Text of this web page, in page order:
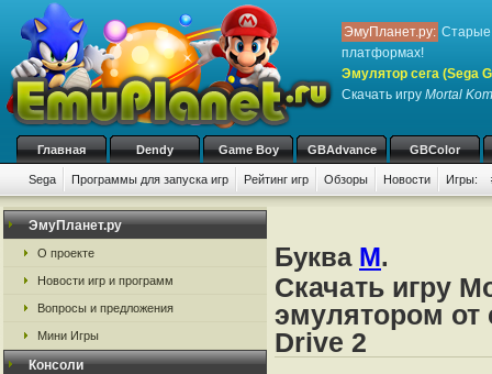
ЭмуПланет.ру: Старые
платформах!
Эмулятор сега (Sega
Скачать игру Mortal
Главная Dendy Game Boy GBAdvance GBColor
Sega Программы для запуска игр Рейтинг игр Обзоры Новости Игры:
ЭмуПланет.ру
О проекте
Новости игр и программ
Вопросы и предложения
Мини Игры
Консоли
Буква M.
Скачать игру
эмулятором от
Drive 2